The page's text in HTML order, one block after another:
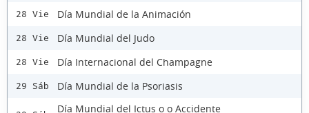
28 Vie Día Mundial de la Animación
28 Vie Día Mundial del Judo
28 Vie Día Internacional del Champagne
29 Sáb Día Mundial de la Psoriasis
Día Mundial del Ictus o o Accidente